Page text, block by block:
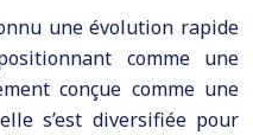
une évolution rapide
comme une
conçue comme une
s’est diversifiée pour